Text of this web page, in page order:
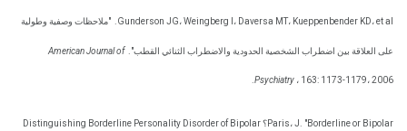
Gunderson JG، Weingberg I، Daversa MT، Kueppenbender KD، et al. "ملاحظات وصفية وطولية
على العلاقة بين اضطراب الشخصية الحدودية والاضطراب الثنائي القطب". American Journal of
Psychiatry ، 163: 1173-1179، 2006.
Paris، J. "Borderline or Bipolar؟ Distinguishing Borderline Personality Disorder of Bipolar